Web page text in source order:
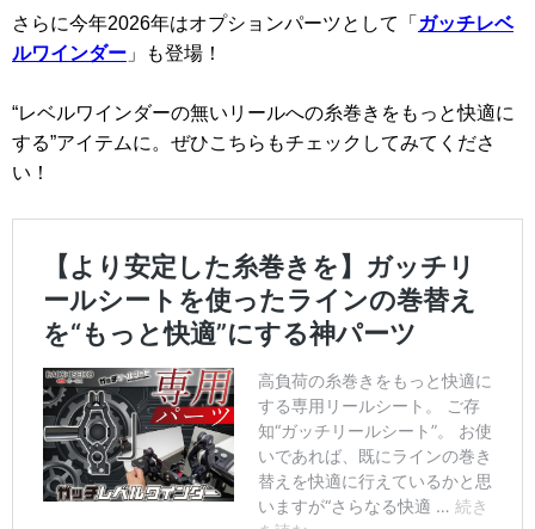
さらに今年2026年はオプションパーツとして「 ガッチレベ
ルワインダー 」も登場！
“レベルワインダーの無いリールへの糸巻きをもっと快適に
する”アイテムに。ぜひこちらもチェックしてみてくださ
い！